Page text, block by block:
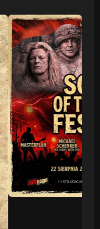
Następny